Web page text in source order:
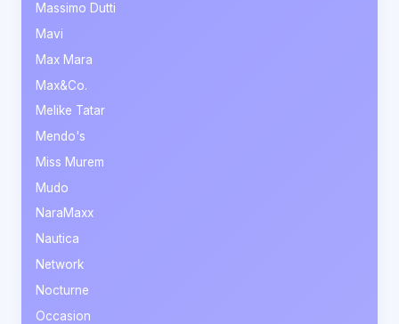
Massimo Dutti
Mavi
Max Mara
Max&Co.
Melike Tatar
Mendo's
Miss Murem
Mudo
NaraMaxx
Nautica
Network
Nocturne
Occasion